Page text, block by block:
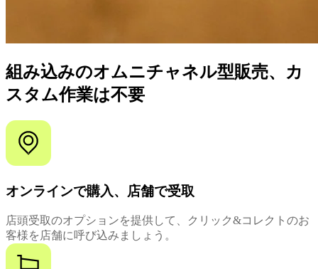
組み込みのオムニチャネル型販売、カ
スタム作業は不要
オンラインで購入、店舗で受取
店頭受取のオプションを提供して、クリック&コレクトのお
客様を店舗に呼び込みましょう。